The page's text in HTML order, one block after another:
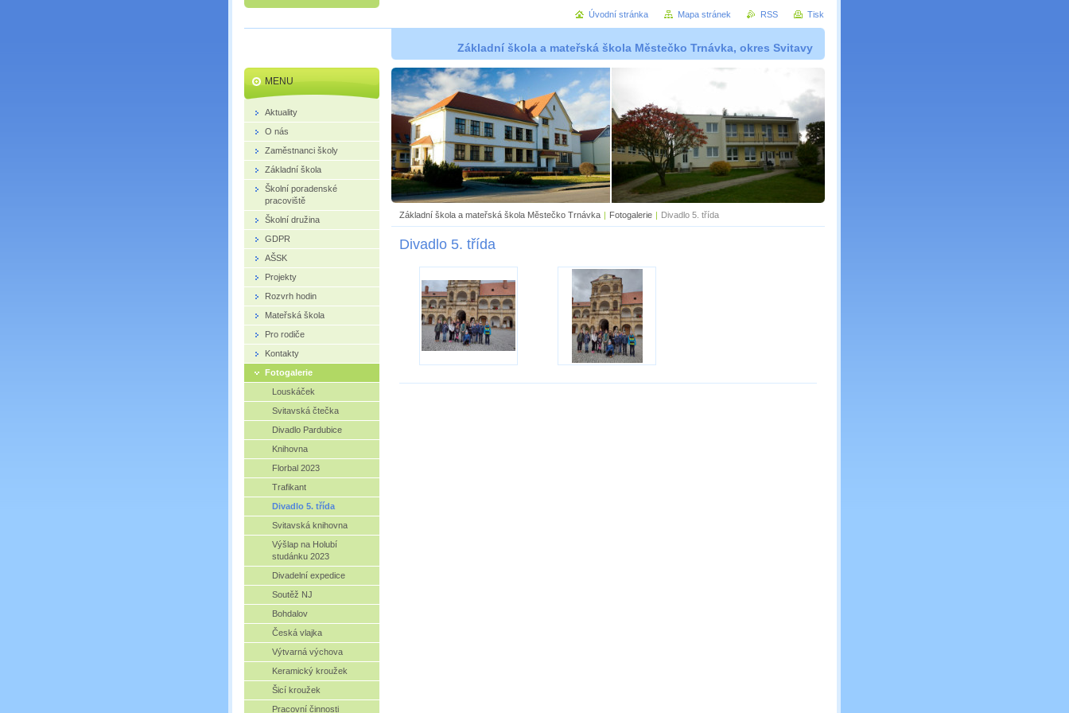
Základní škola a mateřská škola Městečko Trnávka, okres Svitavy
Základní škola a mateřská škola Městečko Trnávka | Fotogalerie | Divadlo 5. třída
Divadlo 5. třída
MENU
Aktuality
O nás
Zaměstnanci školy
Základní škola
Školní poradenské
pracoviště
Školní družina
GDPR
AŠSK
Projekty
Rozvrh hodin
Mateřská škola
Pro rodiče
Kontakty
Fotogalerie
Louskáček
Svitavská čtečka
Divadlo Pardubice
Knihovna
Florbal 2023
Trafikant
Divadlo 5. třída
Svitavská knihovna
Výšlap na Holubí
studánku 2023
Divadelní expedice
Soutěž NJ
Bohdalov
Česká vlajka
Výtvarná výchova
Keramický kroužek
Šicí kroužek
Pracovní činnosti
Úvodní stránka Mapa stránek RSS Tisk